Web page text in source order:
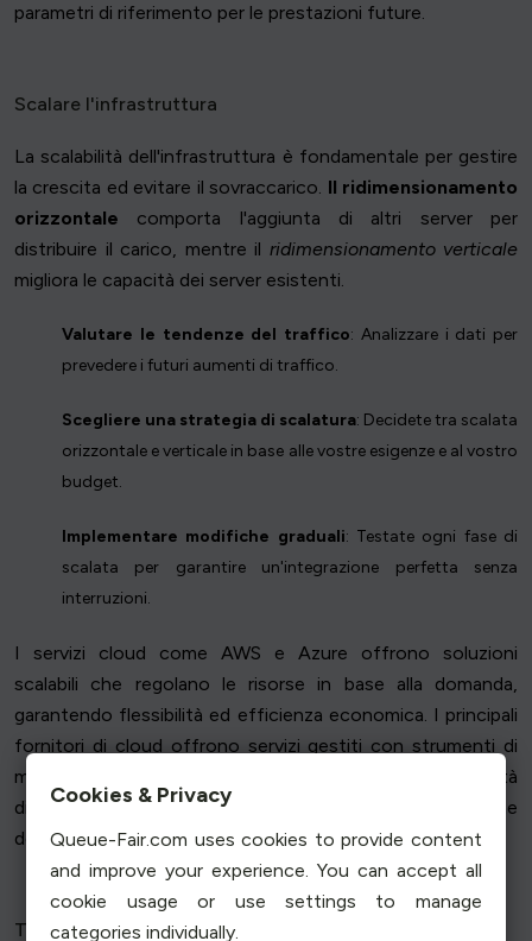
parametri di riferimento per le prestazioni future.
Scalare l'infrastruttura
La scalabilità dell'infrastruttura è fondamentale per gestire
la crescita ed evitare il sovraccarico. Il ridimensionamento
orizzontale comporta l'aggiunta di altri server per
distribuire il carico, mentre il ridimensionamento verticale
migliora le capacità dei server esistenti.
Valutare le tendenze del traffico: Analizzare i dati per
prevedere i futuri aumenti di traffico.
Scegliere una strategia di scalatura: Decidete tra scalata
orizzontale e verticale in base alle vostre esigenze e al vostro
budget.
Implementare modifiche graduali: Testate ogni fase di
scalata per garantire un'integrazione perfetta senza
interruzioni.
I servizi cloud come AWS e Azure offrono soluzioni
scalabili che regolano le risorse in base alla domanda,
garantendo flessibilità ed efficienza economica. I principali
fornitori di cloud offrono servizi gestiti con strumenti di
monitoraggio integrati, bilanciatori di carico e funzionalità
di autoscaling. Questi provider cloud facilitano la gestione
dell'infrastruttura e la scalabilità delle risorse.
Tecniche di bilanciamento del carico
Cookies & Privacy
Queue-Fair.com uses cookies to provide content
and improve your experience. You can accept all
cookie usage or use settings to manage
categories individually.